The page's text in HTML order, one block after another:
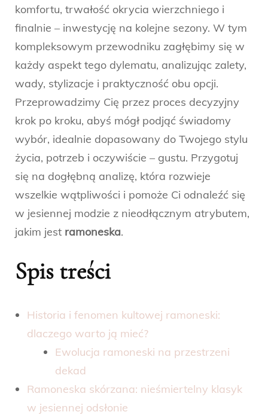
komfortu, trwałość okrycia wierzchniego i
finalnie – inwestycję na kolejne sezony. W tym
kompleksowym przewodniku zagłębimy się w
każdy aspekt tego dylematu, analizując zalety,
wady, stylizacje i praktyczność obu opcji.
Przeprowadzimy Cię przez proces decyzyjny
krok po kroku, abyś mógł podjąć świadomy
wybór, idealnie dopasowany do Twojego stylu
życia, potrzeb i oczywiście – gustu. Przygotuj
się na dogłębną analizę, która rozwieje
wszelkie wątpliwości i pomoże Ci odnaleźć się
w jesiennej modzie z nieodłącznym atrybutem,
jakim jest ramoneska.
Spis treści
Historia i fenomen kultowej ramoneski:
dlaczego warto ją mieć?
Ewolucja ramoneski na przestrzeni
dekad
Ramoneska skórzana: nieśmiertelny klasyk
w jesiennej odsłonie